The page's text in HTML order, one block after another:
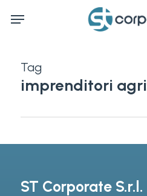
Menu
Tag
imprenditori
ST Corporate S.r.l.